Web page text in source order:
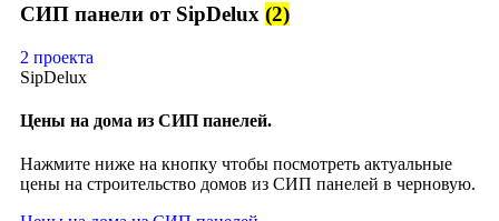
СИП панели от SipDelux (2)
2 проекта
SipDelux
Цены на дома из СИП панелей.
Нажмите ниже на кнопку чтобы посмотреть актуальные
цены на строительство домов из СИП панелей в черновую.